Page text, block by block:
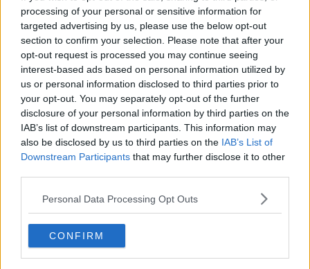
processing of your personal or sensitive information for
targeted advertising by us, please use the below opt-out
section to confirm your selection. Please note that after your
opt-out request is processed you may continue seeing
interest-based ads based on personal information utilized by
us or personal information disclosed to third parties prior to
your opt-out. You may separately opt-out of the further
disclosure of your personal information by third parties on the
IAB’s list of downstream participants. This information may
also be disclosed by us to third parties on the IAB’s List of
Downstream Participants that may further disclose it to other
Personal Data Processing Opt Outs
CONFIRM
Le manifestazioni che si terranno sul territorio coinvolgono quasi
tutti i comuni del Mugello e dell’alto Mugello. Importanti i numeri
fatti dal sindaco Omoboni e riferiti a ‘Vivilosport Mugello’(27,28,29
maggio a Borgo San Lorenzo. La manifestazione si svolge da oltre
20 anni nel Foro Boario di Borgo, ed è prevista anche la “scoperta”
del Mugello con percorsi in mountain baike con raduni legati a
manifestazioni locali. Tra le iniziative citate anche l’incontro con
Fabrizio Caselli (venerdì 27 nella sala consiliare del Comune di
Borgo San Lorenzo), canottiere che parteciperà alle Paralimpiadi di
Rio.
Di particolare interesse la 100 km del Passatore (competizione
partenza tra Firenze-Faenza). Il sindaco Triberti ha citato alcune
delle iniziative legate al noto appuntamento (sbandieratori,
animazione, etc), e ha definito la Festa dello sport “fondamentale